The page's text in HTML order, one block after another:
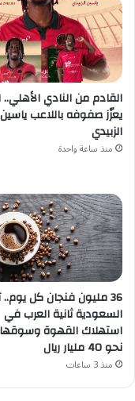
القادم من النادي الأهلي..
يعزّز صفوفه باللاعب ياسين
الزبيدي
منذ ساعة واحدة
36 مليون فنجان كل يوم..
السعودية ثانية العرب في
استهلاك القهوة
نحو 40 مليار ريال
منذ 3 ساعات